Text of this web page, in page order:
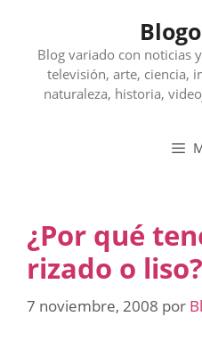
contenidoBlog variado con noticias
televisión, arte, ciencia,
naturaleza, historia,
¿Por qué
rizado o liso?
7 noviembre, 2008 por